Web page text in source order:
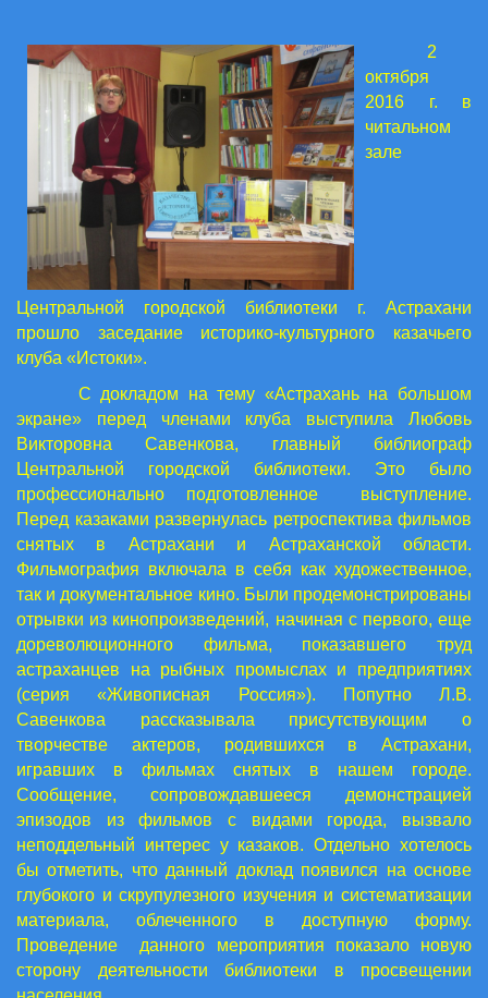
2
октября
2016 г. в
читальном
зале
Центральной городской библиотеки г. Астрахани
прошло заседание историко-культурного казачьего
клуба «Истоки».
С докладом на тему «Астрахань на большом
экране» перед членами клуба выступила Любовь
Викторовна Савенкова, главный библиограф
Центральной городской библиотеки. Это было
профессионально подготовленное выступление.
Перед казаками развернулась ретроспектива фильмов
снятых в Астрахани и Астраханской области.
Фильмография включала в себя как художественное,
так и документальное кино. Были продемонстрированы
отрывки из кинопроизведений, начиная с первого, еще
дореволюционного фильма, показавшего труд
астраханцев на рыбных промыслах и предприятиях
(серия «Живописная Россия»). Попутно Л.В.
Савенкова рассказывала присутствующим о
творчестве актеров, родившихся в Астрахани,
игравших в фильмах снятых в нашем городе.
Сообщение, сопровождавшееся демонстрацией
эпизодов из фильмов с видами города, вызвало
неподдельный интерес у казаков. Отдельно хотелось
бы отметить, что данный доклад появился на основе
глубокого и скрупулезного изучения и систематизации
материала, облеченного в доступную форму.
Проведение данного мероприятия показало новую
сторону деятельности библиотеки в просвещении